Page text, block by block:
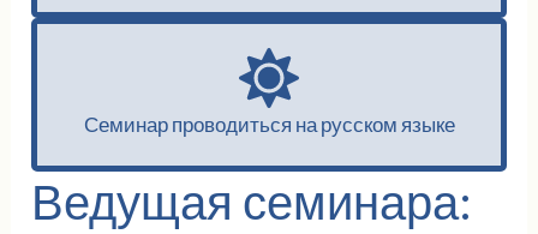
Семинар проводиться на русском языке
Ведущая семинара: